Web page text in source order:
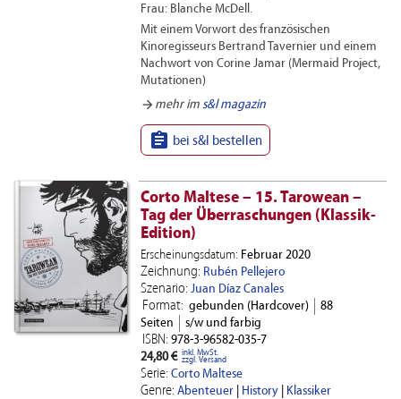
Frau: Blanche McDell.
Mit einem Vorwort des französischen
Kinoregisseurs Bertrand Tavernier und einem
Nachwort von Corine Jamar (Mermaid Project,
Mutationen)
arrow_forward mehr im s&l magazin
 bei s&l bestellen
Corto Maltese – 15. Tarowean –
Tag der Überraschungen (Klassik-
Edition)
Erscheinungsdatum: Februar 2020
Zeichnung: Rubén Pellejero
Szenario: Juan Díaz Canales
Format: gebunden (Hardcover)
88
Seiten
s/w und farbig
ISBN: 978-3-96582-035-7
24,80 € inkl. MwSt.
zzgl. Versand
Serie: Corto Maltese
Genre: Abenteuer| History| Klassiker